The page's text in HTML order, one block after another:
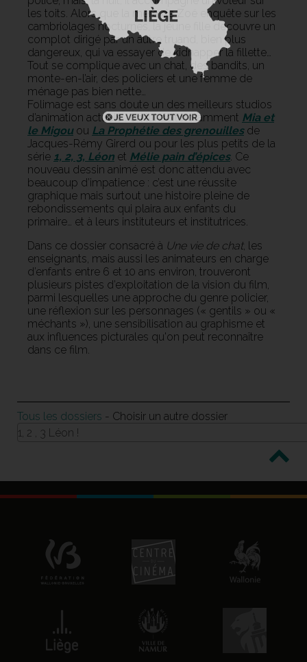
les toits. Alors que la mère de Zoé enquête sur les
cambriolages nocturnes, la jeune fille découvre un
complot dirigé par un autre truand, bien plus
dangereux, qui va essayer de kidnapper la fillette…
Tout se complique avec un chat, des bandits, un
monte-en-l’air, des policiers et une femme de
ménage pas bien nette…
Folimage est sans doute un des meilleurs studios
d’animation actuels : on lui doit notamment Mia et
le Migouou La Prophétie des grenouillesde
Jacques-Rémy Girerd ou pour les plus petits de la
série 1, 2, 3, Léon et Mélie pain d’épices. Ce
nouveau dessin animé est donc attendu avec
beaucoup d’impatience : c’est une réussite
graphique mais surtout une histoire pleine de
rebondissements qui plaira aux enfants du
primaire… et à leurs instituteurs et institutrices.
Dans ce dossier consacré à Une vie de chat , les
enseignants, mais aussi les animateurs en charge
d’enfants entre 6 et 10 ans environ, trouveront
plusieurs pistes d’exploitation de la vision du film,
parmi lesquelles une approche du genre policier,
une réflexion sur les personnages (« gentils » ou «
méchants »), une sensibilisation au graphisme et
aux influences picturales qu'on peut reconnaître
dans ce film.
Tous les dossiers - Choisir un autre dossier
1, 2 , 3 Léon !